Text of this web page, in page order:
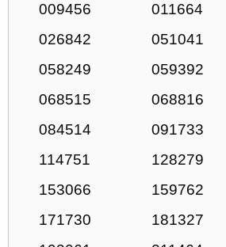
009456 011664
026842
051041
058249
059392
068515
068816
084514
091733
114751
128279
153066
159762
171730
181327